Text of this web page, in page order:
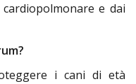
e dai
i cani di età